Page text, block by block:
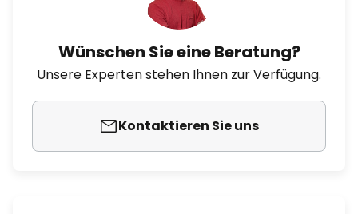
Wünschen Sie eine Beratung?
Unsere Experten stehen Ihnen zur Verfügung.
Kontaktieren Sie uns